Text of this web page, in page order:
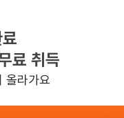
다
습니다.
료 취득
올라가요